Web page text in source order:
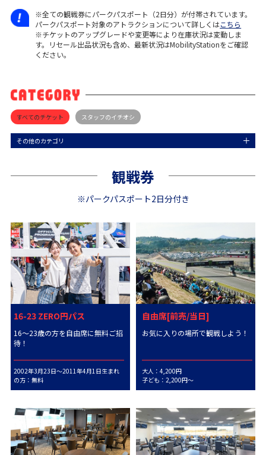
※全ての観戦券にパークパスポート（2日分）が付帯されています。
パークパスポート対象のアトラクションについて詳しくはこちら
※チケットのアップグレードや変更等により在庫状況は変動しま
す。リセール出品状況も含め、最新状況はMobilityStationをご確認
ください。
すべてのチケット スタッフのイチオシ
その他のカテゴリ
観戦券
※パークパスポート2日分付き
16-23 ZERO円パス
16～23歳の方を自由席に無料ご招
待！
2002年3月23日～2011年4月1日生まれ
の方：無料
自由席[前売/当日]
お気に入りの場所で観戦しよう！
大人：4,200円
子ども：2,200円～